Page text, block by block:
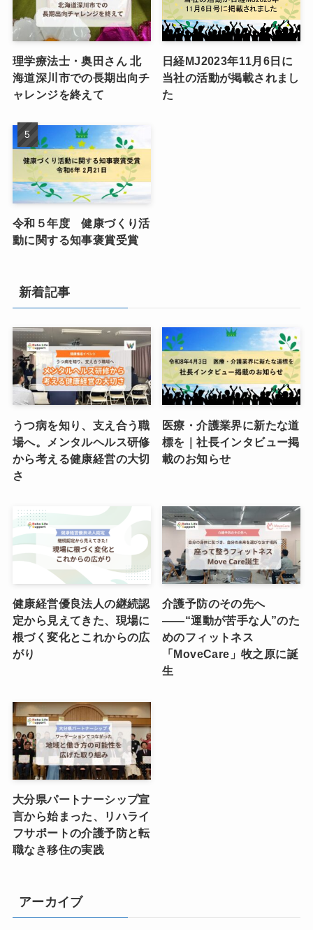
理学療法士・奥田さん 北
海道深川市での長期出向チ
ャレンジを終えて
日経MJ2023年11月6日に
当社の活動が掲載されまし
た
令和５年度 健康づくり活
動に関する知事褒賞受賞
新着記事
うつ病を知り、支え合う職
場へ。メンタルヘルス研修
から考える健康経営の大切
さ
医療・介護業界に新たな道
標を｜社長インタビュー掲
載のお知らせ
健康経営優良法人の継続認
定から見えてきた、現場に
根づく変化とこれからの広
がり
介護予防のその先へ
――“運動が苦手な人”のた
めのフィットネス
「MoveCare」牧之原に誕
生
大分県パートナーシップ宣
言から始まった、リハライ
フサポートの介護予防と転
職なき移住の実践
アーカイブ